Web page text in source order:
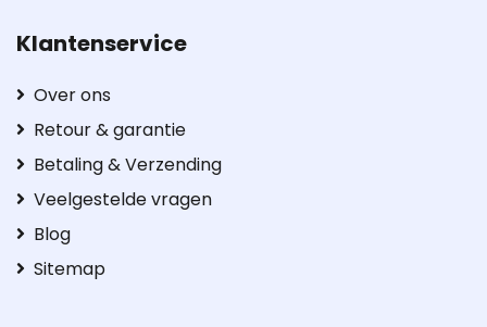
Klantenservice
Over ons
Retour & garantie
Betaling & Verzending
Veelgestelde vragen
Blog
Sitemap